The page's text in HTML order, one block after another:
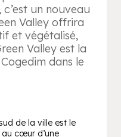
un nouveau
Valley offrira
et végétalisé,
Valley est la
dans le
de la ville est le
au cœur d’une